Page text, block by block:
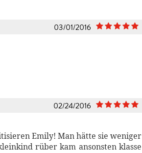
03/01/2016
02/24/2016
Emily! Man hätte sie weniger
rüber kam ansonsten klasse